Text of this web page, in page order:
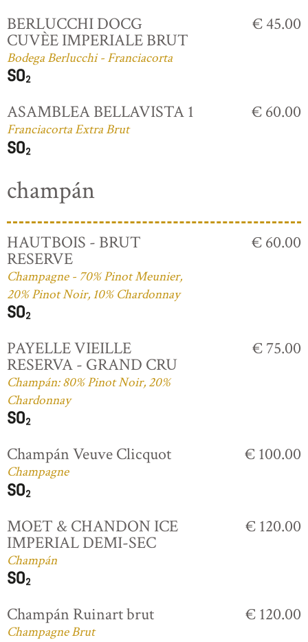
BERLUCCHI DOCG
CUVÈE IMPERIALE BRUT
Bodega Berlucchi - Franciacorta
€ 45.00
ASAMBLEA BELLAVISTA 1
Franciacorta Extra Brut
€ 60.00
champán
HAUTBOIS - BRUT
RESERVE
Champagne - 70% Pinot Meunier,
20% Pinot Noir, 10% Chardonnay
€ 60.00
PAYELLE VIEILLE
RESERVA - GRAND CRU
Champán: 80% Pinot Noir, 20%
Chardonnay
€ 75.00
Champán Veuve Clicquot
Champagne
€ 100.00
MOET & CHANDON ICE
IMPERIAL DEMI-SEC
Champán
€ 120.00
Champán Ruinart brut
Champagne Brut
€ 120.00